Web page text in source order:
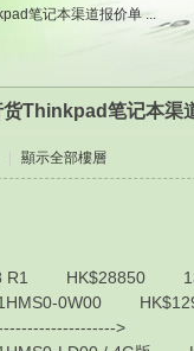
笔记本渠道报价单 ...
货Thinkpad笔记本渠
顯示全部樓層
HK$28850
0W00
>